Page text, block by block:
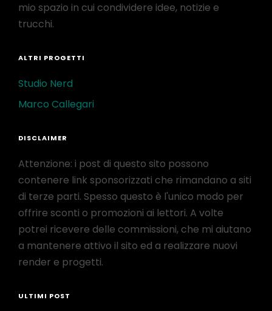
mio spazio in cui condividere idee, notizie e
trucchi.
ALTRI PROGETTI
Studio Nerd
Marco Callegari
DISCLAIMER
Attenzione: i post di questo sito possono
contenere link sponsorizzati che rimandano a siti
di terze parti. Spesso questo è l'unico modo per
offrire sconti o promozioni ai lettori. A volte
potrei ricevere delle commissioni, che mi aiutano
a mantenere attivo il sito ed a realizzare nuovi
render e progetti.
ULTIMI POST